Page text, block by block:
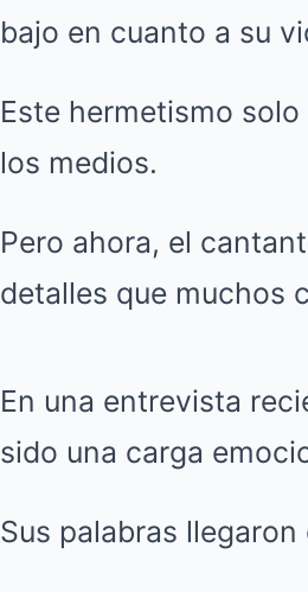
bajo en cuanto a su
Este hermetismo
los medios.
Pero ahora, el
detalles que muchos
En una entrevista
sido una carga
Sus palabras